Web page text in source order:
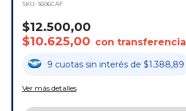
SKU: 1606CAF
$12.500,00
$10.625,00 con transferencia
9 cuotas sin interés de $1.388,89
Ver más detalles